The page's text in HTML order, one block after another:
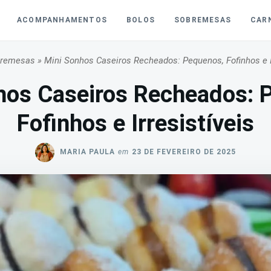
ACOMPANHAMENTOS BOLOS SOBREMESAS
» Mini Sonhos Caseiros Recheados: Pequenos, Fofinhos
Caseiros Recheados:
Fofinhos e Irresistíveis
MARIA PAULA em 23 DE FEVEREIRO DE 2025